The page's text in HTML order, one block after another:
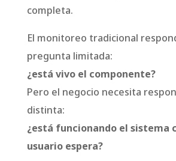
completa.
El monitoreo tradicional
pregunta limitada:
¿está vivo el componente?
Pero el negocio necesita
distinta:
¿está funcionando el sistema
usuario espera?